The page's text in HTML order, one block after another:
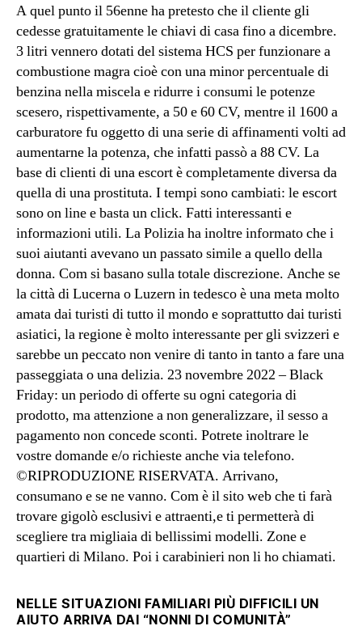
A quel punto il 56enne ha pretesto che il cliente gli
cedesse gratuitamente le chiavi di casa fino a dicembre.
3 litri vennero dotati del sistema HCS per funzionare a
combustione magra cioè con una minor percentuale di
benzina nella miscela e ridurre i consumi le potenze
scesero, rispettivamente, a 50 e 60 CV, mentre il 1600 a
carburatore fu oggetto di una serie di affinamenti volti ad
aumentarne la potenza, che infatti passò a 88 CV. La
base di clienti di una escort è completamente diversa da
quella di una prostituta. I tempi sono cambiati: le escort
sono on line e basta un click. Fatti interessanti e
informazioni utili. La Polizia ha inoltre informato che i
suoi aiutanti avevano un passato simile a quello della
donna. Com si basano sulla totale discrezione. Anche se
la città di Lucerna o Luzern in tedesco è una meta molto
amata dai turisti di tutto il mondo e soprattutto dai turisti
asiatici, la regione è molto interessante per gli svizzeri e
sarebbe un peccato non venire di tanto in tanto a fare una
passeggiata o una delizia. 23 novembre 2022 – Black
Friday: un periodo di offerte su ogni categoria di
prodotto, ma attenzione a non generalizzare, il sesso a
pagamento non concede sconti. Potrete inoltrare le
vostre domande e/o richieste anche via telefono.
©RIPRODUZIONE RISERVATA. Arrivano,
consumano e se ne vanno. Com è il sito web che ti farà
trovare gigolò esclusivi e attraenti,e ti permetterà di
scegliere tra migliaia di bellissimi modelli. Zone e
quartieri di Milano. Poi i carabinieri non li ho chiamati.
NELLE SITUAZIONI FAMILIARI PIÙ DIFFICILI UN
AIUTO ARRIVA DAI “NONNI DI COMUNITÀ”